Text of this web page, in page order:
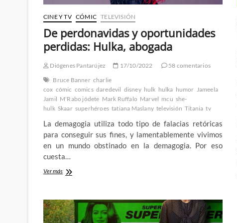
CINE Y TV CÓMIC TELEVISIÓN
De perdonavidas y oportunidades
perdidas: Hulka, abogada
Diógenes Pantarújez 17/10/2022
58 comentarios
Bruce Banner charlie
cox cómic comics daredevil disney hulk hulka humor Jameela
Jamil M'Rabo jódete Mark Ruffalo Marvel mcu she-
hulk Skaar superhéroes tatiana Maslany televisión Titania tv
La demagogia utiliza todo tipo de falacias retóricas
para conseguir sus fines, y lamentablemente vivimos
en un mundo obstinado en la demagogia. Por eso
cuesta…
Ver másDe
perdidas:
Hulka,